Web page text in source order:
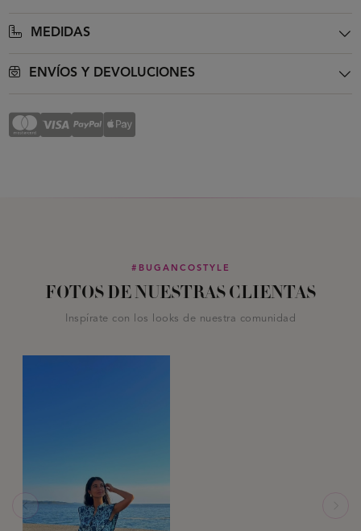
MEDIDAS
ENVÍOS Y DEVOLUCIONES
#BUGANCOSTYLE
FOTOS DE NUESTRAS CLIENTAS
Inspírate con los looks de nuestra comunidad